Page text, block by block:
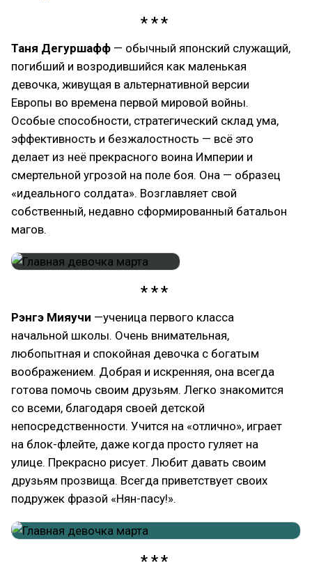
Таня Дегуршафф — обычный японский служащий,
погибший и возродившийся как маленькая
девочка, живущая в альтернативной версии
Европы во времена первой мировой войны.
Особые способности, стратегический склад ума,
эффективность и безжалостность — всё это
делает из неё прекрасного воина Империи и
смертельной угрозой на поле боя. Она — образец
«идеального солдата». Возглавляет свой
собственный, недавно сформированный батальон
магов.
Рэнгэ Мияучи —ученица первого класса
начальной школы. Очень внимательная,
любопытная и спокойная девочка с богатым
воображением. Добрая и искренняя, она всегда
готова помочь своим друзьям. Легко знакомится
со всеми, благодаря своей детской
непосредственности. Учится на «отлично», играет
на блок-флейте, даже когда просто гуляет на
улице. Прекрасно рисует. Любит давать своим
друзьям прозвища. Всегда приветствует своих
подружек фразой «Нян-пасу!».